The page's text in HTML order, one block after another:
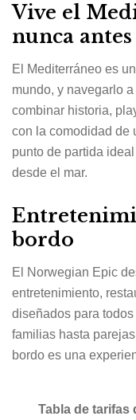
Vive el
nunca antes
El Mediterráneo es
mundo, y navegarlo
combinar historia,
con la comodidad de
punto de partida
desde el mar.
bordo
El Norwegian Epic
entretenimiento,
diseñados para
familias hasta
bordo es una
Tabla de tarifas